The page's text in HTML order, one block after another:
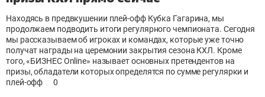
Находясь в предвкушении плей-офф Кубка Гагарина, мы
продолжаем подводить итоги регулярного чемпионата. Сегодня
мы рассказываем об игроках и командах, которые уже точно
получат награды на церемонии закрытия сезона КХЛ. Кроме
того, «БИЗНЕС Online» называет основных претендентов на
призы, обладатели которых определятся по сумме регулярки и
плей-офф
0